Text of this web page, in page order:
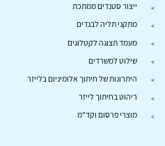
ייצור סטנדים ממתכת
מתקני תליה לבגדים
מעמד תצוגה לקטלוגים
שילוט למשרדים
היתרונות של חיתוך אלומיניום בלייזר
ריהוט בחיתוך לייזר
מוצרי פרסום וקד"מ